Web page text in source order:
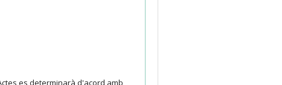
es determinarà d'acord amb